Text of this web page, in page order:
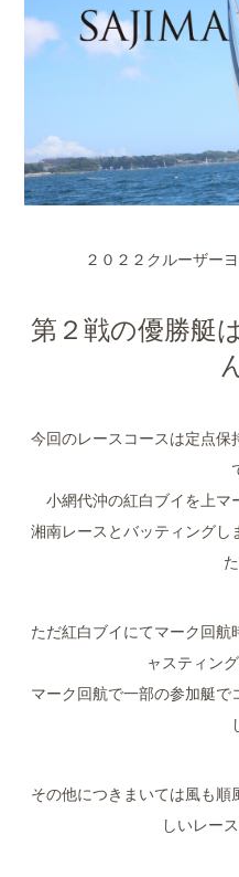
れんたぼー
スタッフブログ
２０２２クルーザー
第２戦の優勝艇
今回のレースコースは定点
小網代沖の紅白ブイを上マ
湘南レースとバッティングし
ただ紅白ブイにてマーク回
ャスティン
マーク回航で一部の参加艇で
その他につきまいては風も順
しいレー